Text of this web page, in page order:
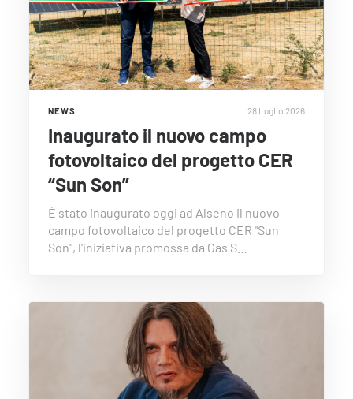
NEWS 28 Luglio 2026
Inaugurato il nuovo campo
fotovoltaico del progetto CER
“Sun Son”
È stato inaugurato oggi ad Alseno il nuovo
campo fotovoltaico del progetto CER "Sun
Son", l'iniziativa promossa da Gas S…